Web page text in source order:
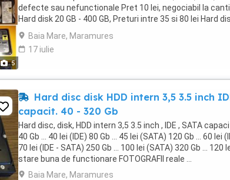
5
defecte sau nefunctionale Pret 10 lei, negociabil la
Hard disk 20 GB - 400 GB, Preturi intre 35 si 80 lei Hard
Preturi ...
Baia Mare, Maramures
17 iulie
Hard disc disk HDD intern 3,5 3.5 inch
capacit. 40 - 320 Gb
Hard disc, disk, HDD intern 3,5 3.5 inch , IDE , SATA
40 Gb ... 40 lei (IDE) 80 Gb ... 45 lei (SATA) 120 Gb ... 60 lei
70 lei (IDE - SATA) 250 Gb ... 100 lei (SATA) 320 Gb ... 120
stare buna de functionare FOTOGRAFII reale ...
Baia Mare, Maramures